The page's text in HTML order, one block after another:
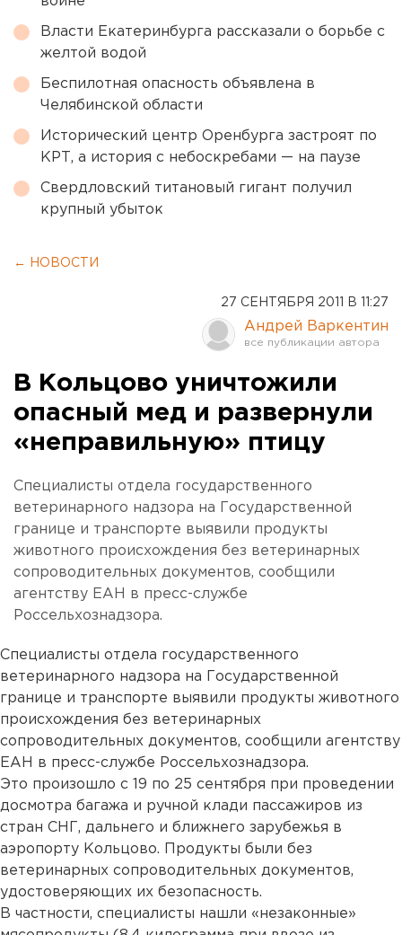
Власти Екатеринбурга рассказали о борьбе с
желтой водой
Беспилотная опасность объявлена в
Челябинской области
Исторический центр Оренбурга застроят по
КРТ, а история с небоскребами — на паузе
Свердловский титановый гигант получил
крупный убыток
← НОВОСТИ
27 СЕНТЯБРЯ 2011 В 11:27
Андрей Варкентин
В Кольцово уничтожили
опасный мед и развернули
«неправильную» птицу
Специалисты отдела государственного
ветеринарного надзора на Государственной
границе и транспорте выявили продукты
животного происхождения без ветеринарных
сопроводительных документов, сообщили
агентству ЕАН в пресс-службе
Россельхознадзора.
Специалисты отдела государственного
ветеринарного надзора на Государственной
границе и транспорте выявили продукты животного
происхождения без ветеринарных
сопроводительных документов, сообщили агентству
ЕАН в пресс-службе Россельхознадзора.
Это произошло с 19 по 25 сентября при проведении
досмотра багажа и ручной клади пассажиров из
стран СНГ, дальнего и ближнего зарубежья в
аэропорту Кольцово. Продукты были без
ветеринарных сопроводительных документов,
удостоверяющих их безопасность.
В частности, специалисты нашли «незаконные»